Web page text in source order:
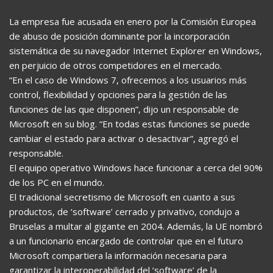
La empresa fue acusada en enero por la Comisión Europea
de abuso de posición dominante por la incorporación
sistemática de su navegador Internet Explorer en Windows,
en perjuicio de otros competidores en el mercado.
“En el caso de Windows 7, ofrecemos a los usuarios más
control, flexibilidad y opciones para la gestión de las
funciones de las que disponen”, dijo un responsable de
Microsoft en su blog. “En todas estas funciones se puede
cambiar el estado para activar o desactivar”, agregó el
responsable.
El equipo operativo Windows hace funcionar a cerca del 90%
de los PC en el mundo.
El tradicional secretismo de Microsoft en cuanto a sus
productos, de ‘software’ cerrado y privativo, condujo a
Bruselas a multar al gigante en 2004. Además, la UE nombró
a un funcionario encargado de controlar que en el futuro
Microsoft compartiera la información necesaria para
garantizar la interoperabilidad del ‘software’ de la